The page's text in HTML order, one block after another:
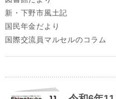
新・下野市風土記
国民年金だより
国際交流員マルセルのコラム